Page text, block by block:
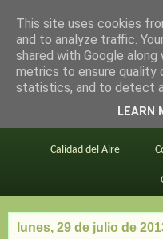
en bici por
Este blog
Calidad del Aire
lunes, 29 de julio de
This site uses cookies
and to analyze traffic.
shared with Google
metrics to ensure quality
statistics, and to detect
LEARN